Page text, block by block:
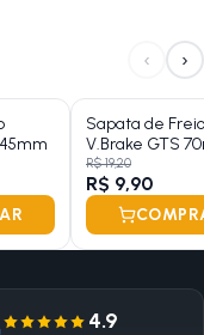
‹ ›
Sapata de Freio
V.Brake GTS
Preto
R$ 19,20
R$ 9,90
4.9